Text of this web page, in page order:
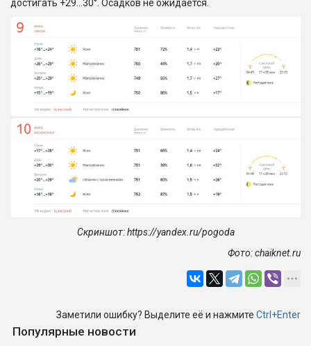
достигать +29…30°. Осадков не ожидается.
Скриншот: https://yandex.ru/pogoda
Фото:chaiknet.ru
Заметили ошибку? Выделите её и нажмите Ctrl+Enter
Популярные новости